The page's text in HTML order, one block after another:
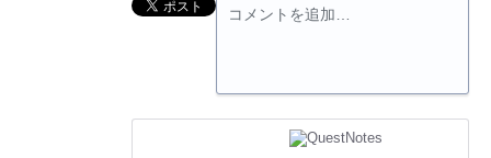
コメントを追加…